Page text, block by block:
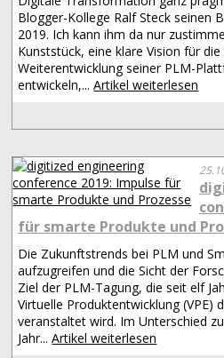
Blogger-Kollege Ralf Steck seinen
2019. Ich kann ihm da nur
Kunststück, eine klare Vision für
Weiterentwicklung seiner PLM-
entwickeln,...Artikel weiterlesen
für smarte Produkte und
Die Zukunftstrends bei PLM und
aufzugreifen und die Sicht der
Ziel der PLM-Tagung, die seit elf
Virtuelle Produktentwicklung (VPE)
veranstaltet wird. Im Unterschied
Jahr...Artikel weiterlesen